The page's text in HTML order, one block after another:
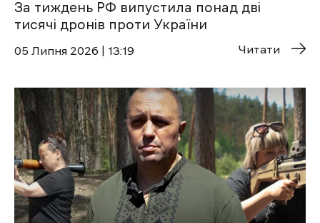
За тиждень РФ випустила понад дві
тисячі дронів проти України
05 Липня 2026 | 13:19 Читати